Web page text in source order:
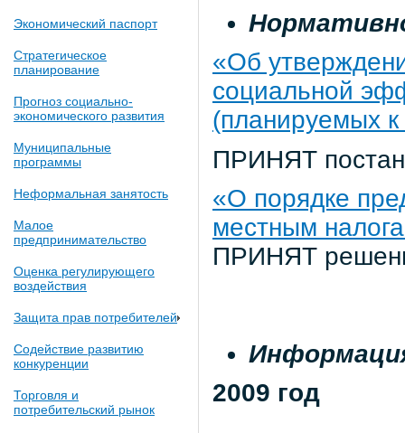
Экономический паспорт
Стратегическое
планирование
Прогноз социально-
экономического развития
Муниципальные
программы
Неформальная занятость
Малое
предпринимательство
Оценка регулирующего
воздействия
Защита прав потребителей
Содействие развитию
конкуренции
Торговля и
потребительский рынок
«Об
социальной
(планируемых к
ПРИНЯТ
«О порядке
местным
ПРИНЯТ
2009 год